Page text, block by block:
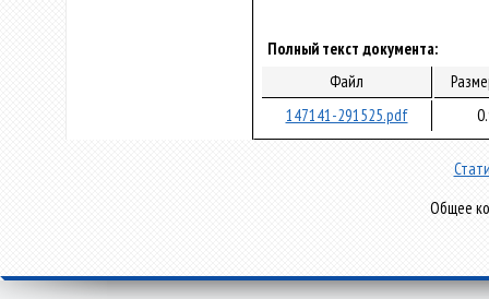
Полный текст документа:
Файл
147141-291525.pdf
Общее